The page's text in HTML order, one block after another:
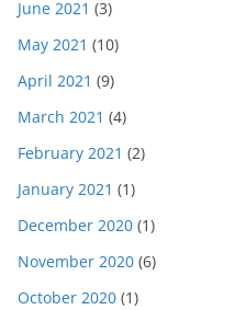
June 2021 (3)
May 2021 (10)
April 2021 (9)
March 2021 (4)
February 2021 (2)
January 2021 (1)
December 2020 (1)
November 2020 (6)
October 2020 (1)